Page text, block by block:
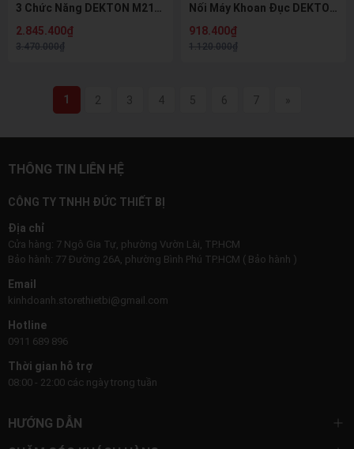
3 Chức Năng DEKTON M21-
(Anti-Kickback)
2.845.400₫
3.470.000₫
Nối Máy Khoan Đục DEKTON
3.5kPa)
918.400₫
1.120.000₫
1 2 3 4 5 6 7 »
THÔNG TIN LIÊN HỆ
CÔNG TY TNHH ĐỨC THIẾT BỊ
Địa chỉ
Cửa hàng: 7 Ngô Gia Tự, phường Vườn Lài, TP.HCM
Bảo hành: 77 Đường 26A, phường Bình Phú TP.HCM ( Bảo hành )
Email
kinhdoanh.storethietbi@gmail.com
Hotline
0911 689 896
Thời gian hỗ trợ
08:00 - 22:00 các ngày trong tuần
HƯỚNG DẪN